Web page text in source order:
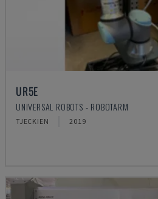
UR5E
UNIVERSAL ROBOTS - ROBOTARM
TJECKIEN 2019